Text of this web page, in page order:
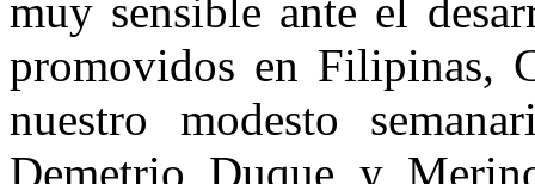
muy sensible ante el
promovidos en Filipinas,
nuestro modesto
Demetrio Duque y